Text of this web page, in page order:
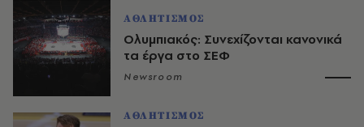
ΑΘΛΗΤΙΣΜΟΣ
Ολυμπιακός: Συνεχίζονται κανονικά
τα έργα στο ΣΕΦ
Newsroom
ΑΘΛΗΤΙΣΜΟΣ